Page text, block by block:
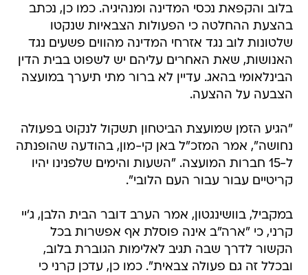
בלוב והקפאת נכסי המדינה ומנהיגיה. כמו כן, נכתב
בהצעת ההחלטה כי הפעולות הצבאיות שנקטו
שלטונות לוב נגד אזרחי המדינה מהווים פשעים נגד
האנושות, שאת האחרים עליהם יש לשפוט בבית הדין
הבינלאומי בהאג. עדיין לא ברור מתי תיערך במועצה
הצבעה על ההצעה.
"הגיע הזמן שמועצת הביטחון תשקול לנקוט בפעולה
נחושה", אמר המזכ"ל באן קי-מון, בהודעה שהופנתה
ל-15 חברות המועצה. "השעות והימים שלפנינו יהיו
קריטיים עבור עבור העם הלובי".
במקביל, בוושינגטון, אמר הערב דובר הבית הלבן, ג'יי
קרני, כי "ארה"ב אינה פוסלת אף אפשרות בכל
הקשור לדרך שבה תגיב לאלימות הגוברת בלוב,
ובכלל זה גם פעולה צבאית". כמו כן, עדכן קרני כי